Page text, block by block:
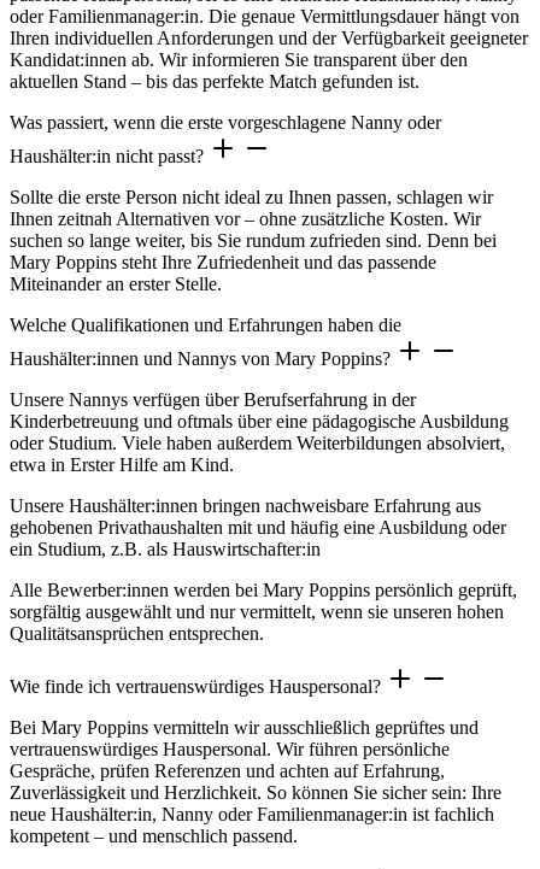
oder Familienmanager:in. Die genaue Vermittlungsdauer hängt von
Ihren individuellen Anforderungen und der Verfügbarkeit geeigneter
Kandidat:innen ab. Wir informieren Sie transparent über den
aktuellen Stand – bis das perfekte Match gefunden ist.
Was passiert, wenn die erste vorgeschlagene Nanny oder
Haushälter:in nicht passt?
Sollte die erste Person nicht ideal zu Ihnen passen, schlagen wir
Ihnen zeitnah Alternativen vor – ohne zusätzliche Kosten. Wir
suchen so lange weiter, bis Sie rundum zufrieden sind. Denn bei
Mary Poppins steht Ihre Zufriedenheit und das passende
Miteinander an erster Stelle.
Welche Qualifikationen und Erfahrungen haben die
Haushälter:innen und Nannys von Mary Poppins?
Unsere Nannys verfügen über Berufserfahrung in der
Kinderbetreuung und oftmals über eine pädagogische Ausbildung
oder Studium. Viele haben außerdem Weiterbildungen absolviert,
etwa in Erster Hilfe am Kind.
Unsere Haushälter:innen bringen nachweisbare Erfahrung aus
gehobenen Privathaushalten mit und häufig eine Ausbildung oder
ein Studium, z.B. als Hauswirtschafter:in
Alle Bewerber:innen werden bei Mary Poppins persönlich geprüft,
sorgfältig ausgewählt und nur vermittelt, wenn sie unseren hohen
Qualitätsansprüchen entsprechen.
Wie finde ich vertrauenswürdiges Hauspersonal?
Bei Mary Poppins vermitteln wir ausschließlich geprüftes und
vertrauenswürdiges Hauspersonal. Wir führen persönliche
Gespräche, prüfen Referenzen und achten auf Erfahrung,
Zuverlässigkeit und Herzlichkeit. So können Sie sicher sein: Ihre
neue Haushälter:in, Nanny oder Familienmanager:in ist fachlich
kompetent – und menschlich passend.